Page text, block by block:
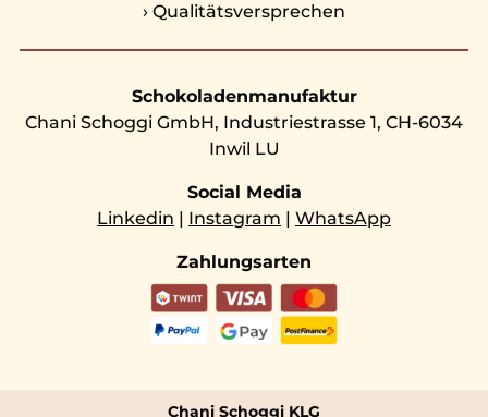
› Qualitätsversprechen
Schokoladenmanufaktur
Chani Schoggi GmbH, Industriestrasse 1, CH-6034
Inwil LU
Social Media
Linkedin | Instagram | WhatsApp
Zahlungsarten
Chani Schoggi KLG